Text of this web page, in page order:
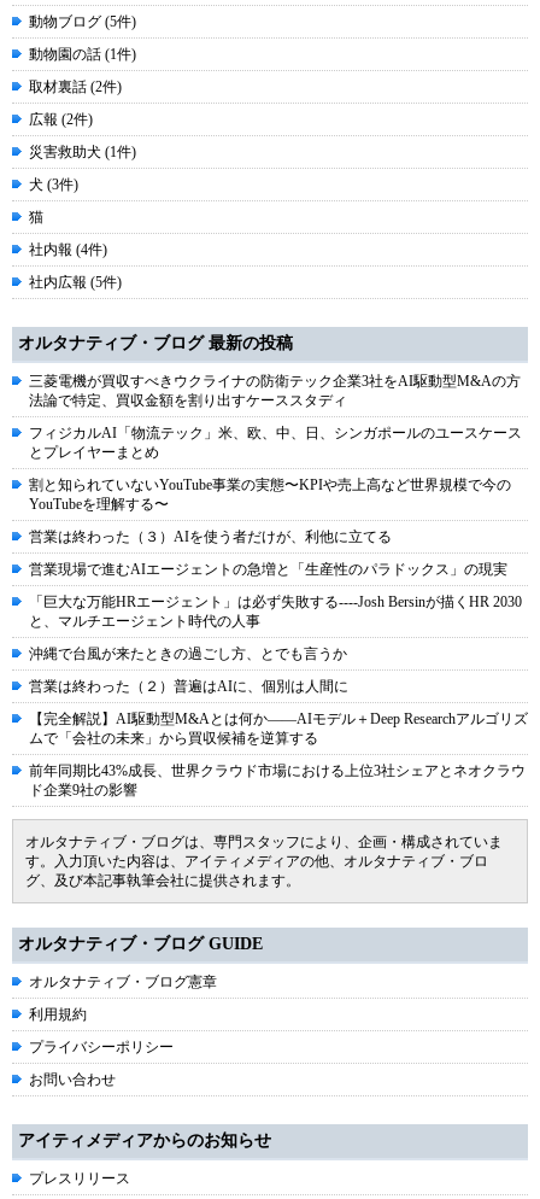
動物ブログ (5件)
動物園の話 (1件)
取材裏話 (2件)
広報 (2件)
災害救助犬 (1件)
犬 (3件)
猫
社内報 (4件)
社内広報 (5件)
オルタナティブ・ブログ 最新の投稿
三菱電機が買収すべきウクライナの防衛テック企業3社をAI駆動型M&Aの方
法論で特定、買収金額を割り出すケーススタディ
フィジカルAI「物流テック」米、欧、中、日、シンガポールのユースケース
とプレイヤーまとめ
割と知られていないYouTube事業の実態〜KPIや売上高など世界規模で今の
YouTubeを理解する〜
営業は終わった（３）AIを使う者だけが、利他に立てる
営業現場で進むAIエージェントの急増と「生産性のパラドックス」の現実
「巨大な万能HRエージェント」は必ず失敗する----Josh Bersinが描くHR 2030
と、マルチエージェント時代の人事
沖縄で台風が来たときの過ごし方、とでも言うか
営業は終わった（２）普遍はAIに、個別は人間に
【完全解説】AI駆動型M&Aとは何か――AIモデル＋Deep Researchアルゴリズ
ムで「会社の未来」から買収候補を逆算する
前年同期比43%成長、世界クラウド市場における上位3社シェアとネオクラウ
ド企業9社の影響
オルタナティブ・ブログは、専門スタッフにより、企画・構成されていま
す。入力頂いた内容は、アイティメディアの他、オルタナティブ・ブロ
グ、及び本記事執筆会社に提供されます。
オルタナティブ・ブログ GUIDE
オルタナティブ・ブログ憲章
利用規約
プライバシーポリシー
お問い合わせ
アイティメディアからのお知らせ
プレスリリース